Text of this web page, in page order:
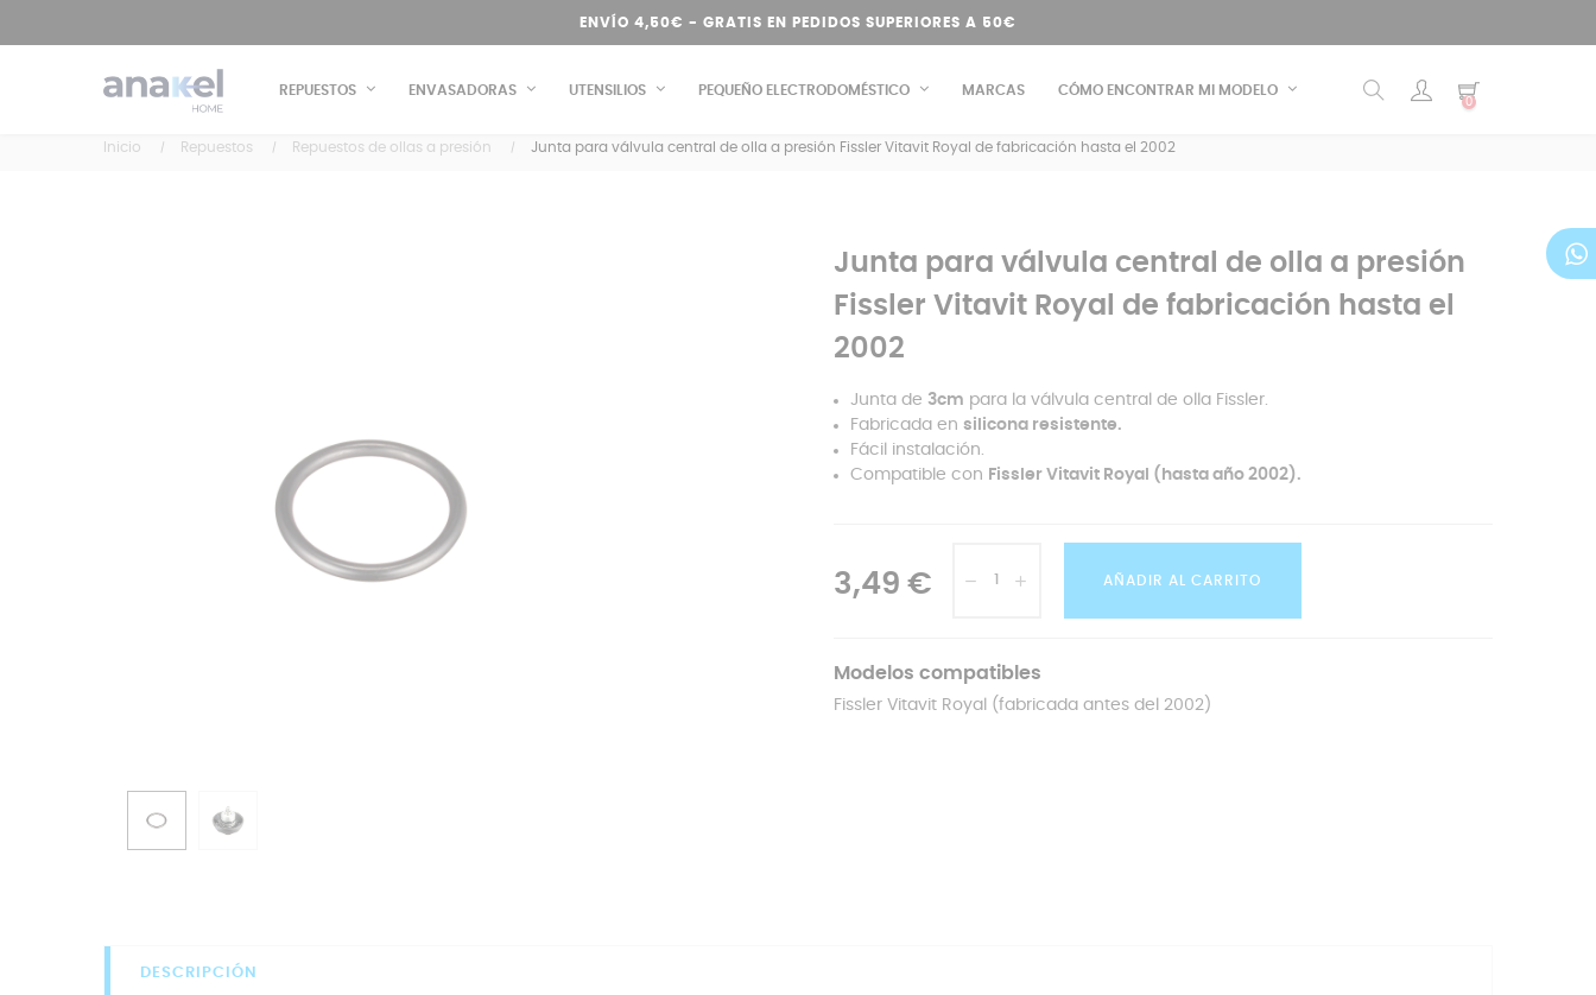
ENVÍO 4,50€ - GRATIS EN PEDIDOS SUPERIORES A 50€
REPUESTOS ENVASADORAS UTENSILIOS PEQUEÑO ELECTRODOMÉSTICO MARCAS CÓMO ENCONTRAR MI MODELO
0
Inicio Repuestos Repuestos de ollas a presión Junta para válvula central de olla a presión Fissler Vitavit Royal de fabricación hasta el 2002
Junta para válvula central de olla a presión
Fissler Vitavit Royal de fabricación hasta el
2002
Junta de 3cm para la válvula central de olla Fissler.
Fabricada en silicona resistente.
Fácil instalación.
Compatible con Fissler Vitavit Royal (hasta año 2002).
3,49 € AÑADIR AL CARRITO
Modelos compatibles
Fissler Vitavit Royal (fabricada antes del 2002)
DESCRIPCIÓN